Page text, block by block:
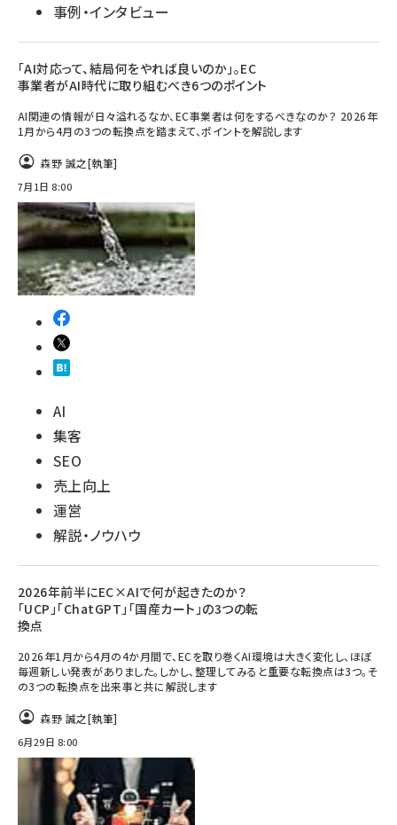
事例・インタビュー
「AI対応って、結局何をやれば良いのか」。EC
事業者がAI時代に取り組むべき6つのポイント
AI関連の情報が日々溢れるなか、EC事業者は何をするべきなのか？ 2026年
1月から4月の3つの転換点を踏まえて、ポイントを解説します
森野 誠之[執筆]
7月1日 8:00
AI
集客
SEO
売上向上
運営
解説・ノウハウ
2026年前半にEC×AIで何が起きたのか？
「UCP」「ChatGPT」「国産カート」の3つの転
換点
2026年1月から4月の4か月間で、ECを取り巻くAI環境は大きく変化し、ほぼ
毎週新しい発表がありました。しかし、整理してみると重要な転換点は3つ。そ
の3つの転換点を出来事と共に解説します
森野 誠之[執筆]
6月29日 8:00